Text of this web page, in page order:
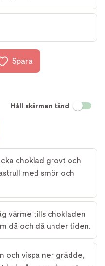
Spara
Håll skärmen tänd
choklad grovt och
med smör och
värme tills chokladen
då och då under tiden.
och vispa ner grädde,